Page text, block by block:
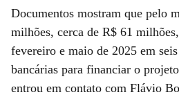
Documentos mostram que pelo
milhões, cerca de R$ 61
fevereiro e maio de 2025 em
bancárias para financiar o
entrou em contato com Flávio